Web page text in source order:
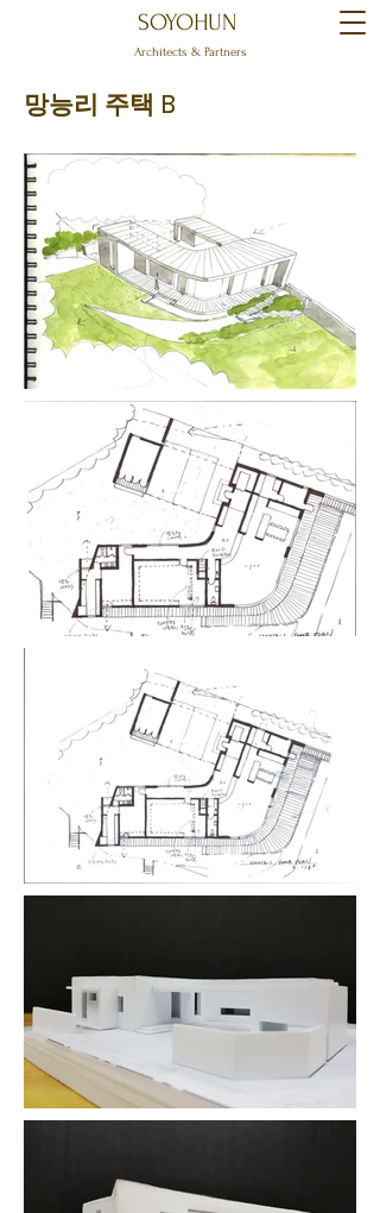
SOYOHUN
Architects & Partners
망능리 주택 B